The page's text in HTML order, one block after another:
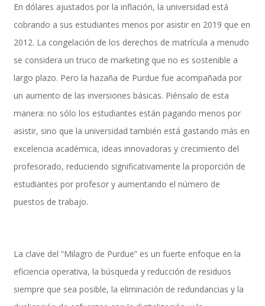
En dólares ajustados por la inflación, la universidad está
cobrando a sus estudiantes menos por asistir en 2019 que en
2012. La congelación de los derechos de matrícula a menudo
se considera un truco de marketing que no es sostenible a
largo plazo. Pero la hazaña de Purdue fue acompañada por
un aumento de las inversiones básicas. Piénsalo de esta
manera: no sólo los estudiantes están pagando menos por
asistir, sino que la universidad también está gastando más en
excelencia académica, ideas innovadoras y crecimiento del
profesorado, reduciendo significativamente la proporción de
estudiantes por profesor y aumentando el número de
puestos de trabajo.
La clave del “Milagro de Purdue” es un fuerte enfoque en la
eficiencia operativa, la búsqueda y reducción de residuos
siempre que sea posible, la eliminación de redundancias y la